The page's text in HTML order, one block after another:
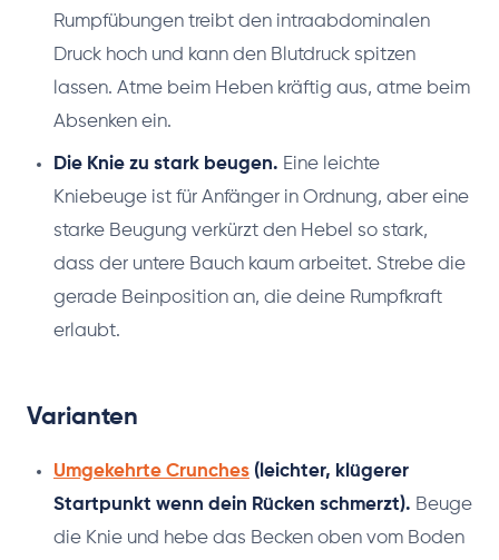
Rumpfübungen treibt den intraabdominalen
Druck hoch und kann den Blutdruck spitzen
lassen. Atme beim Heben kräftig aus, atme beim
Absenken ein.
Die Knie zu stark beugen. Eine leichte
Kniebeuge ist für Anfänger in Ordnung, aber eine
starke Beugung verkürzt den Hebel so stark,
dass der untere Bauch kaum arbeitet. Strebe die
gerade Beinposition an, die deine Rumpfkraft
erlaubt.
Varianten
Umgekehrte Crunches (leichter, klügerer
Startpunkt wenn dein Rücken schmerzt). Beuge
die Knie und hebe das Becken oben vom Boden